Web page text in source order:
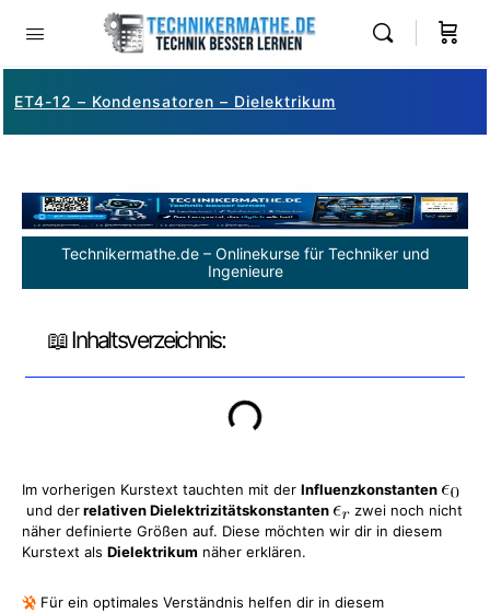
ET4-12 – Kondensatoren – Dielektrikum
Technikermathe.de – Onlinekurse für Techniker und
Ingenieure
📖 Inhaltsverzeichnis:
Im vorherigen Kurstext tauchten mit der Influenzkonstanten
und derrelativen Dielektrizitätskonstanten
zwei noch nicht
näher definierte Größen auf. Diese möchten wir dir in diesem
Kurstext als Dielektrikum näher erklären.
Für ein optimales Verständnis helfen dir in diesem